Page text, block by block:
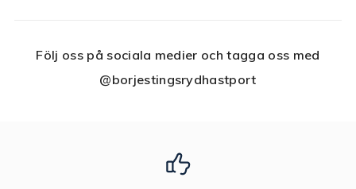
Följ oss på sociala medier och tagga oss med
@borjestingsrydhastport